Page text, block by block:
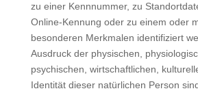
zu einer Kennnummer, zu
Online-Kennung oder zu einem oder
besonderen Merkmalen identifiziert
Ausdruck der physischen,
psychischen, wirtschaftlichen,
Identität dieser natürlichen Person